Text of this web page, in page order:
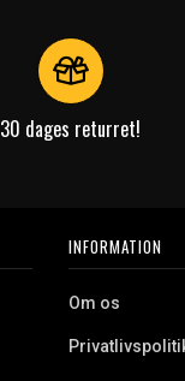
30 dages returret!
INFORMATION
Om os